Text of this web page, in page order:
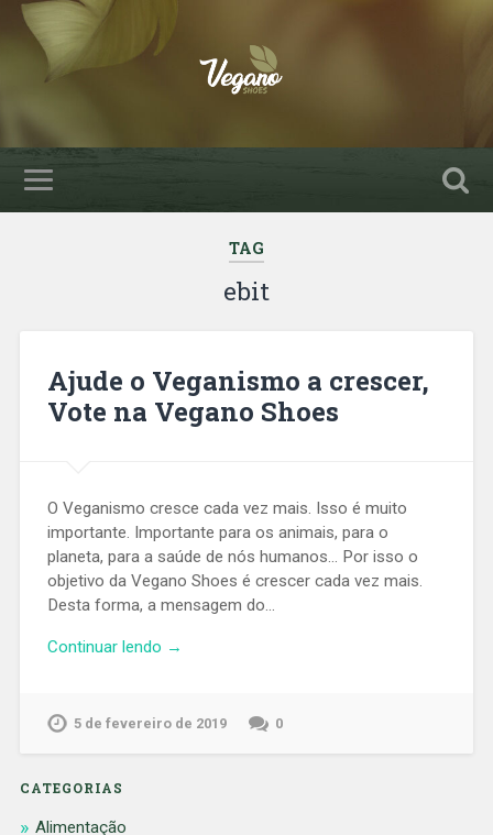
TAG
ebit
Ajude o Veganismo a crescer,
Vote na Vegano Shoes
O Veganismo cresce cada vez mais. Isso é muito
importante. Importante para os animais, para o
planeta, para a saúde de nós humanos… Por isso o
objetivo da Vegano Shoes é crescer cada vez mais.
Desta forma, a mensagem do…
Continuar lendo →
5 de fevereiro de 2019 0
CATEGORIAS
Alimentação